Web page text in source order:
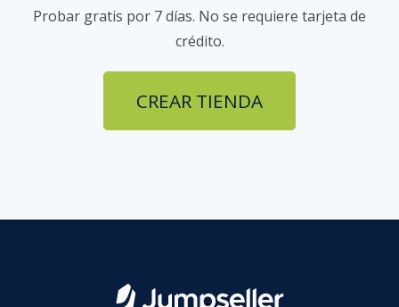
Probar gratis por 7 días. No se requiere tarjeta de
crédito.
CREAR TIENDA